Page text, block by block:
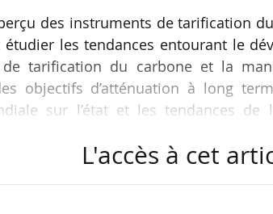
des instruments de tarification
étudier les tendances entourant le
de tarification du carbone et la
objectifs d’atténuation à long
sur l’état et les tendances
L'accès à cet